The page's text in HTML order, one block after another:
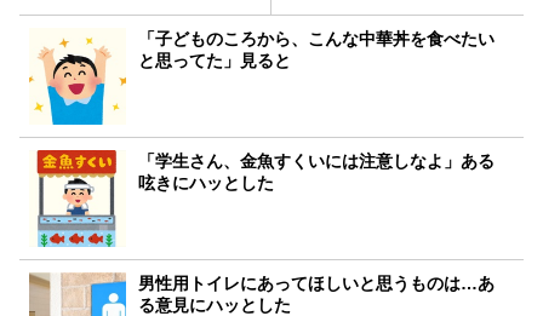
「子どものころから、こんな中華丼を食べたい
と思ってた」見ると
「学生さん、金魚すくいには注意しなよ」ある
呟きにハッとした
男性用トイレにあってほしいと思うものは…あ
る意見にハッとした